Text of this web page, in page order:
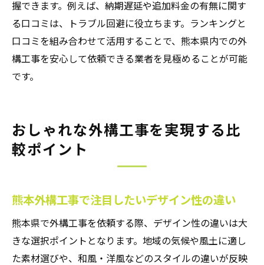
握できます。例えば、納期遅延や追加料金の有無に関す
る口コミは、トラブル回避に役立ちます。ランキングと
口コミを組み合わせて活用することで、熊本県内での外
構工事を安心して依頼できる業者を見極めることが可能
です。
おしゃれな外構工事を実現する比
較ポイント
熊本外構工事で注目したいデザイン性の違い
熊本県で外構工事を依頼する際、デザイン性の違いは大
きな選択ポイントとなります。地域の気候や風土に適し
た素材選びや、和風・洋風などのスタイルの違いが反映